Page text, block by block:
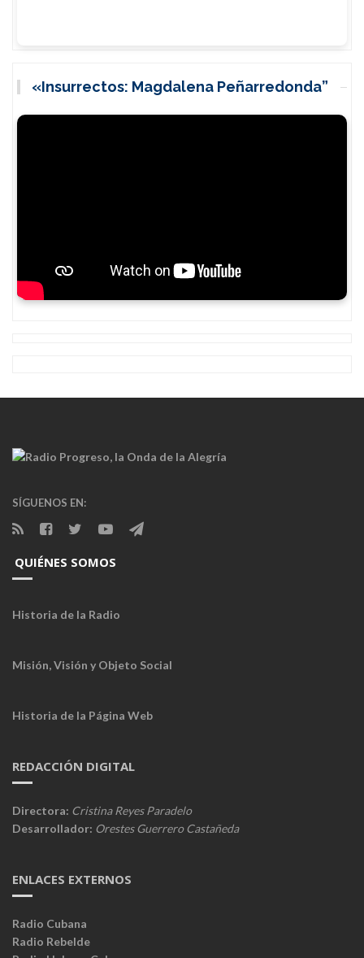
«Insurrectos: Magdalena Peñarredonda”
SÍGUENOS EN:
QUIÉNES SOMOS
Historia de la Radio
Misión, Visión y Objeto Social
Historia de la Página Web
REDACCIÓN DIGITAL
Directora: Cristina Reyes Paradelo
Desarrollador: Orestes Guerrero Castañeda
ENLACES EXTERNOS
Radio Cubana
Radio Rebelde